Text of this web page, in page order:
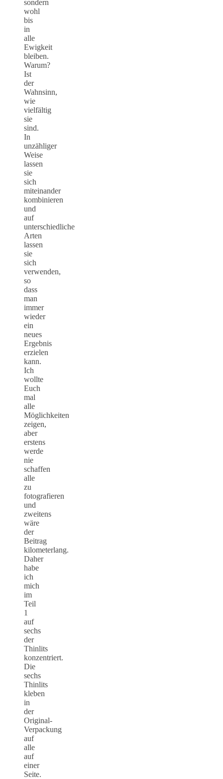
sondern
wohl
bis
in
alle
Ewigkeit
bleiben.
Warum?
Ist
der
Wahnsinn,
wie
vielfältig
sie
sind.
In
unzähliger
Weise
lassen
sie
sich
miteinander
kombinieren
und
auf
unterschiedliche
Arten
lassen
sie
sich
verwenden,
so
dass
man
immer
wieder
ein
neues
Ergebnis
erzielen
kann.
Ich
wollte
Euch
mal
alle
Möglichkeiten
zeigen,
aber
erstens
werde
nie
schaffen
alle
zu
fotografieren
und
zweitens
wäre
der
Beitrag
kilometerlang.
Daher
habe
ich
mich
im
Teil
1
auf
sechs
der
Thinlits
konzentriert.
Die
sechs
Thinlits
kleben
in
der
Original-
Verpackung
auf
alle
auf
einer
Seite.